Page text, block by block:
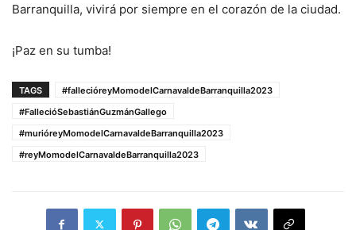
Barranquilla, vivirá por siempre en el corazón de la ciudad.
¡Paz en su tumba!
TAGS
#fallecióreyMomodelCarnavaldeBarranquilla2023
#FallecióSebastiánGuzmánGallego
#murióreyMomodelCarnavaldeBarranquilla2023
#reyMomodelCarnavaldeBarranquilla2023